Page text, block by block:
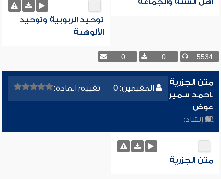
اهل السنة والجماعة
توحيد الربوبية وتوحيد
الألوهية
5534
0
0
المقيمين: 0 تقييم المادة:
متن الجزرية
.أحمد سمير
عوض
إنشاد:
متن الجزرية